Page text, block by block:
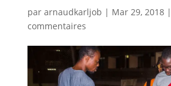
par arnaudkarljob | Mar 29, 2018|
commentaires